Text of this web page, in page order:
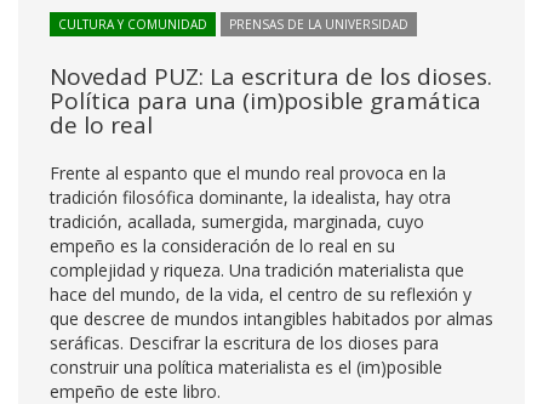
CULTURA Y COMUNIDAD PRENSAS DE LA UNIVERSIDAD
Novedad PUZ: La escritura de los dioses.
Política para una (im)posible gramática
de lo real
Frente al espanto que el mundo real provoca en la
tradición filosófica dominante, la idealista, hay otra
tradición, acallada, sumergida, marginada, cuyo
empeño es la consideración de lo real en su
complejidad y riqueza. Una tradición materialista que
hace del mundo, de la vida, el centro de su reflexión y
que descree de mundos intangibles habitados por almas
seráficas. Descifrar la escritura de los dioses para
construir una política materialista es el (im)posible
empeño de este libro.